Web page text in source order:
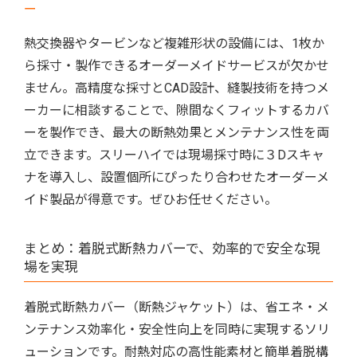
ー
熱交換器やタービンなど複雑形状の設備には、1枚か
ら採寸・製作できるオーダーメイドサービスが欠かせ
ません。高精度な採寸とCAD設計、縫製技術を持つメ
ーカーに相談することで、隙間なくフィットするカバ
ーを製作でき、最大の断熱効果とメンテナンス性を両
立できます。スリーハイでは現場採寸時に３Dスキャ
ナを導入し、設置個所にぴったり合わせたオーダーメ
イド製品が得意です。ぜひお任せください。
まとめ：着脱式断熱カバーで、効率的で安全な現
場を実現
着脱式断熱カバー（断熱ジャケット）は、省エネ・メ
ンテナンス効率化・安全性向上を同時に実現するソリ
ューションです。耐熱対応の高性能素材と簡単着脱構